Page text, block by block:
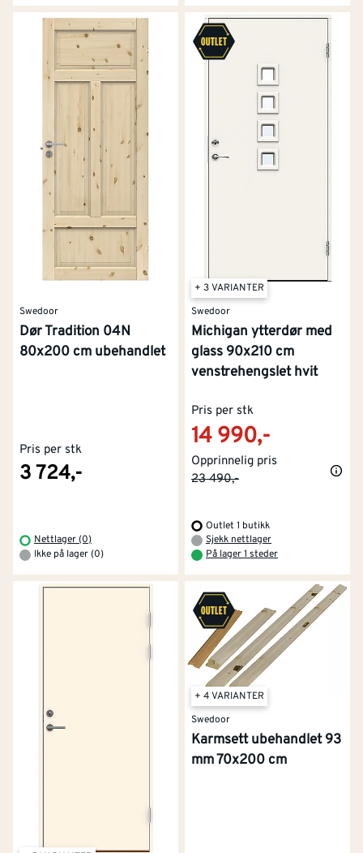
Swedoor
Dør Tradition 04N
80x200 cm ubehandlet
Pris per stk
3 724,-
Nettlager (0)
Ikke på lager (0)
+ 3 VARIANTER
Swedoor
Michigan ytterdør med
glass 90x210 cm
venstrehengslet hvit
Pris per stk
14 990,-
Opprinnelig pris
23 490,-
Outlet 1 butikk
Sjekk nettlager
På lager 1 steder
+ 4 VARIANTER
Swedoor
Karmsett ubehandlet 93
mm 70x200 cm